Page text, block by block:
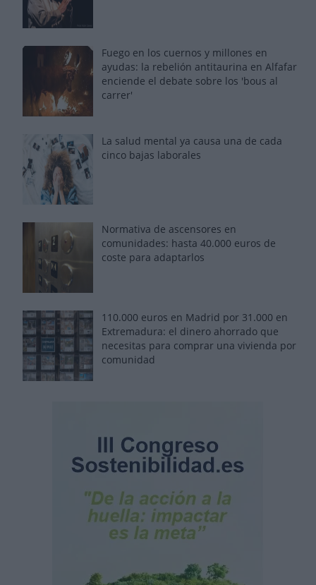
Fuego en los cuernos y millones en
ayudas: la rebelión antitaurina en Alfafar
enciende el debate sobre los 'bous al
carrer'
La salud mental ya causa una de cada
cinco bajas laborales
Normativa de ascensores en
comunidades: hasta 40.000 euros de
coste para adaptarlos
110.000 euros en Madrid por 31.000 en
Extremadura: el dinero ahorrado que
necesitas para comprar una vivienda por
comunidad